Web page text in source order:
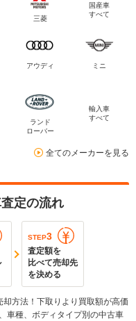
三菱
国産車
すべて
アウディ ミニ
ランド
ローバー
輸入車
すべて
全てのメーカーを見る
定の流れ
STEP3
査定額を
比べて売却先
を決める
方法！下取りより買取額が高価
車種、ボディタイプ別の中古車